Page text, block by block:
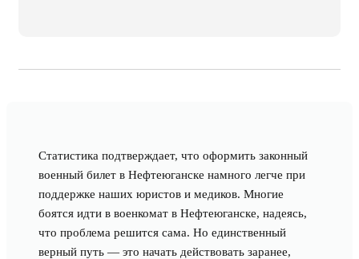
Статистика подтверждает, что оформить законный
военный билет в Нефтеюганске намного легче при
поддержке наших юристов и медиков. Многие
боятся идти в военкомат в Нефтеюганске, надеясь,
что проблема решится сама. Но единственный
верный путь — это начать действовать заранее,